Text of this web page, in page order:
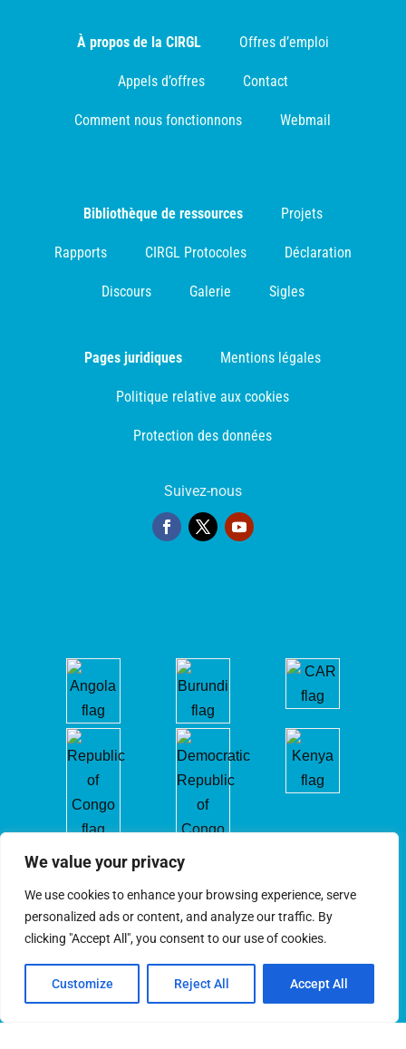
We value your privacy
We use cookies to enhance your browsing experience, serve
personalized ads or content, and analyze our traffic. By
clicking "Accept All", you consent to our use of cookies.
Customize Reject All Accept All
À propos de la CIRGL Offres d’emploi
Appels d’offres Contact
Comment nous fonctionnons Webmail
Bibliothèque de ressources Projets
Rapports CIRGL Protocoles Déclaration
Discours Galerie Sigles
Pages juridiques Mentions légales
Politique relative aux cookies
Protection des données
Suivez-nous